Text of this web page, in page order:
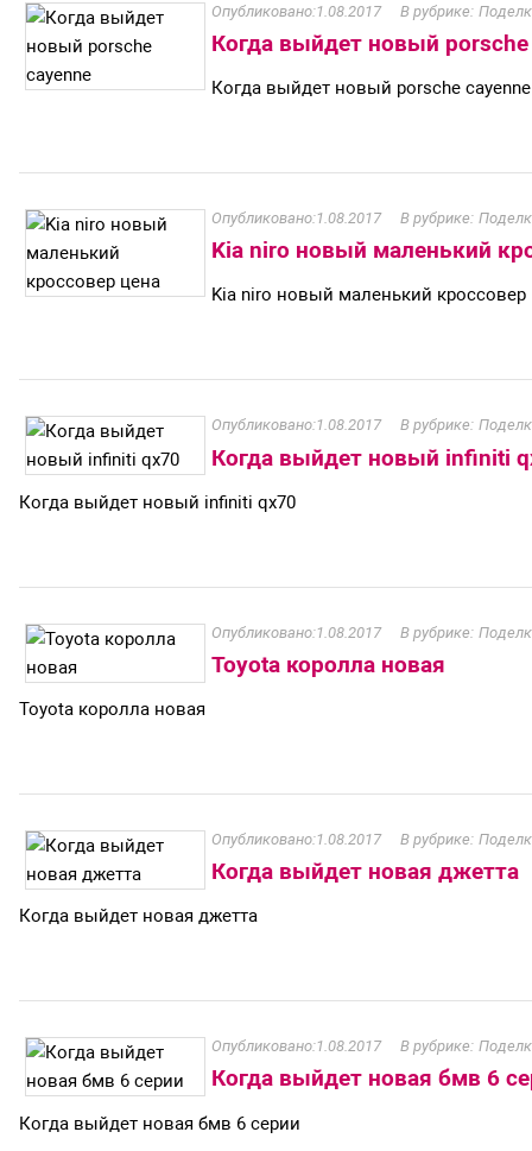
1.08.2017
Когда выйдет новый porsche
Когда выйдет новый porsche cayenne
1.08.2017
Kia niro новый маленький
Kia niro новый маленький кроссовер
1.08.2017
Когда выйдет новый infiniti
Когда выйдет новый infiniti qx70
1.08.2017
Toyota королла новая
Toyota королла новая
1.08.2017
Когда выйдет новая джетта
Когда выйдет новая джетта
1.08.2017
Когда выйдет новая бмв 6
Когда выйдет новая бмв 6 серии